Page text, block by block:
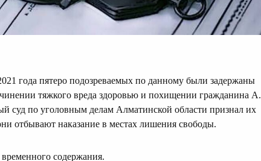
года пятеро подозреваемых по данному были задержаны
тяжкого вреда здоровью и похищении гражданина А.
суд по уголовным делам Алматинской области признал их
отбывают наказание в местах лишения свободы.
содержания.